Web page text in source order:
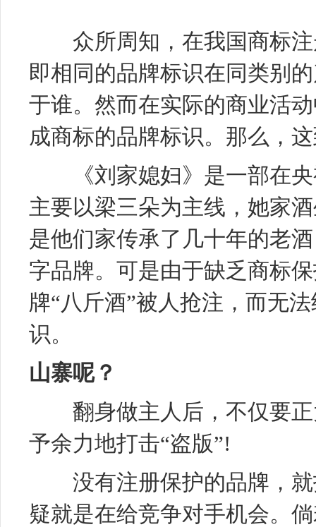
众所周知，在我国商标注
即相同的品牌标识在同类别
于谁。然而在实际的商业活
成商标的品牌标识。那么，
《刘家媳妇》是一部在央
主要以梁三朵为主线，她家
是他们家传承了几十年的老
字品牌。可是由于缺乏商标
牌“八斤酒”被人抢注，而无
识。
山寨呢？
翻身做主人后，不仅要正
予余力地打击“盗版”!
没有注册保护的品牌，就
疑就是在给竞争对手机会。